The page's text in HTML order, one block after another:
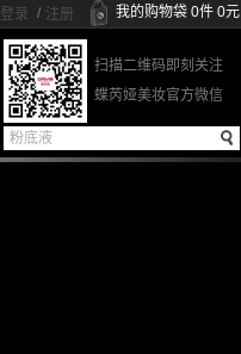
扫描二维码即刻关注
蝶芮娅美妆官方微信
登录 / 注册 我的购物袋 0件 0元